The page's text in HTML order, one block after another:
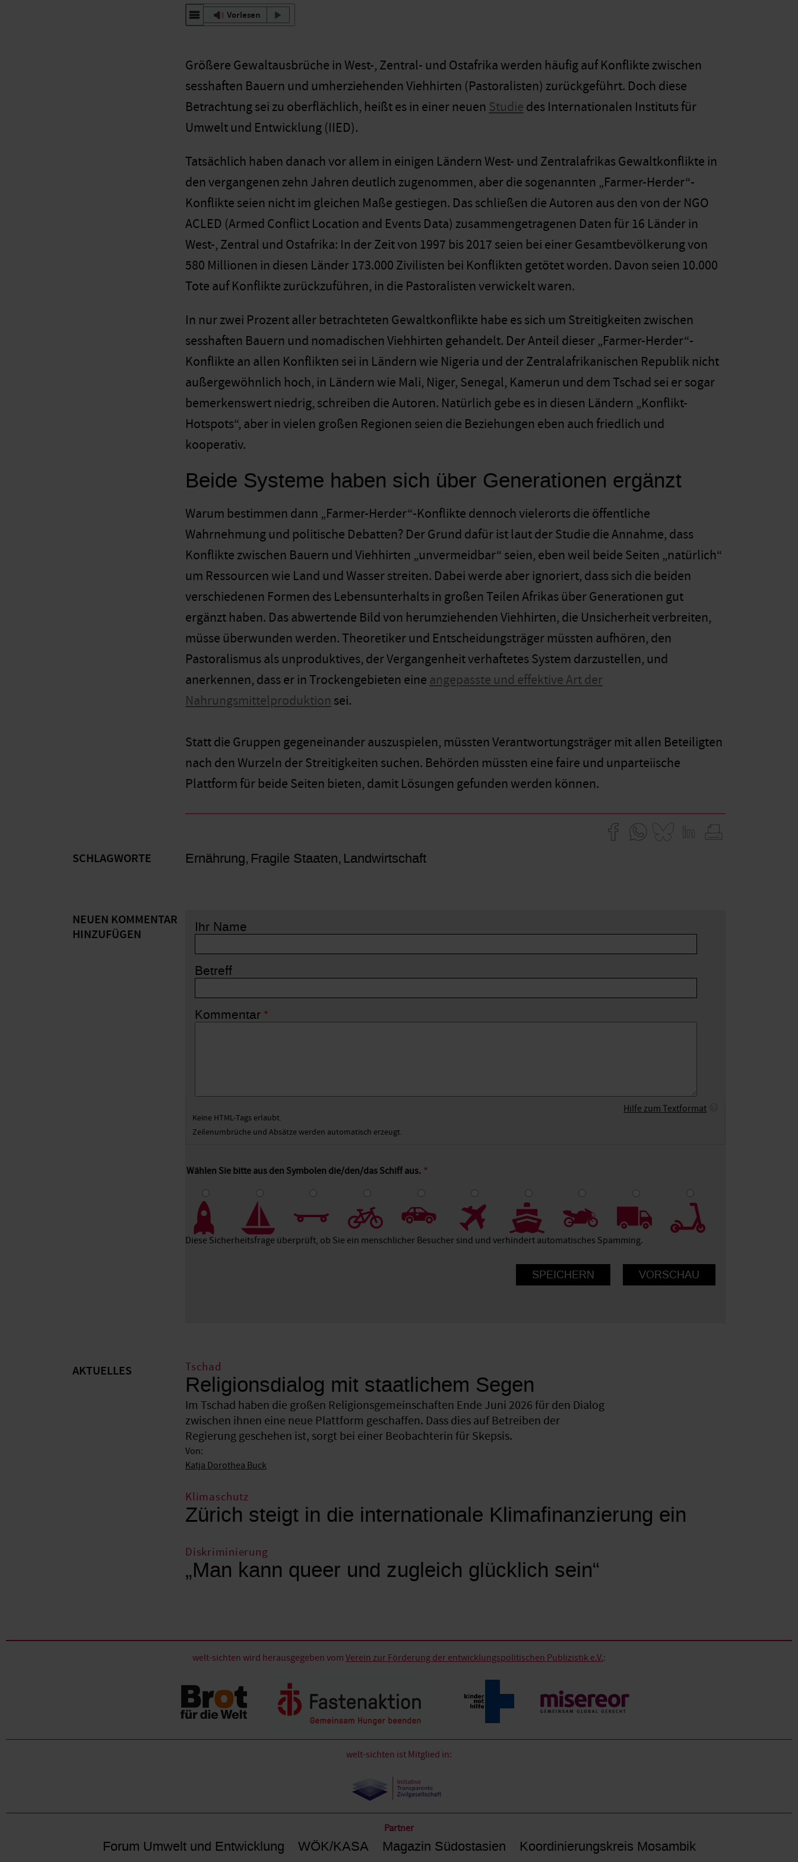
Vorlesen
Größere Gewaltausbrüche in West-, Zentral- und Ostafrika werden häufig auf Konflikte zwischen
sesshaften Bauern und umherziehenden Viehhirten (Pastoralisten) zurückgeführt. Doch diese
Betrachtung sei zu oberflächlich, heißt es in einer neuen Studie des Internationalen Instituts für
Umwelt und Entwicklung (IIED).
Tatsächlich haben danach vor allem in einigen Ländern West- und Zentralafrikas Gewaltkonflikte in
den vergangenen zehn Jahren deutlich zugenommen, aber die sogenannten „Farmer-Herder“-
Konflikte seien nicht im gleichen Maße gestiegen. Das schließen die Autoren aus den von der NGO
ACLED (Armed Conflict Location and Events Data) zusammengetragenen Daten für 16 Länder in
West-, Zentral und Ostafrika: In der Zeit von 1997 bis 2017 seien bei einer Gesamtbevölkerung von
580 Millionen in diesen Länder 173.000 Zivilisten bei Konflikten getötet worden. Davon seien 10.000
Tote auf Konflikte zurückzuführen, in die Pastoralisten verwickelt waren.
In nur zwei Prozent aller betrachteten Gewaltkonflikte habe es sich um Streitigkeiten zwischen
sesshaften Bauern und nomadischen Viehhirten gehandelt. Der Anteil dieser „Farmer-Herder“-
Konflikte an allen Konflikten sei in Ländern wie Nigeria und der Zentralafrikanischen Republik nicht
außergewöhnlich hoch, in Ländern wie Mali, Niger, Senegal, Kamerun und dem Tschad sei er sogar
bemerkenswert niedrig, schreiben die Autoren. Natürlich gebe es in diesen Ländern „Konflikt-
Hotspots“, aber in vielen großen Regionen seien die Beziehungen eben auch friedlich und
kooperativ.
Beide Systeme haben sich über Generationen ergänzt
Warum bestimmen dann „Farmer-Herder“-Konflikte dennoch vielerorts die öffentliche
Wahrnehmung und politische Debatten? Der Grund dafür ist laut der Studie die Annahme, dass
Konflikte zwischen Bauern und Viehhirten „unvermeidbar“ seien, eben weil beide Seiten „natürlich“
um Ressourcen wie Land und Wasser streiten. Dabei werde aber ignoriert, dass sich die beiden
verschiedenen Formen des Lebensunterhalts in großen Teilen Afrikas über Generationen gut
ergänzt haben. Das abwertende Bild von herumziehenden Viehhirten, die Unsicherheit verbreiten,
müsse überwunden werden. Theoretiker und Entscheidungsträger müssten aufhören, den
Pastoralismus als unproduktives, der Vergangenheit verhaftetes System darzustellen, und
anerkennen, dass er in Trockengebieten eine angepasste und effektive Art der
Nahrungsmittelproduktion sei.
Statt die Gruppen gegeneinander auszuspielen, müssten Verantwortungsträger mit allen Beteiligten
nach den Wurzeln der Streitigkeiten suchen. Behörden müssten eine faire und unparteiische
Plattform für beide Seiten bieten, damit Lösungen gefunden werden können.
SCHLAGWORTE Ernährung Fragile Staaten Landwirtschaft
NEUEN KOMMENTAR
HINZUFÜGEN
Ihr Name
Betreff
Kommentar
Hilfe zum Textformat
Keine HTML-Tags erlaubt.
Zeilenumbrüche und Absätze werden automatisch erzeugt.
Wählen Sie bitte aus den Symbolen die/den/das Schiff aus.
6 9 10
Diese Sicherheitsfrage überprüft, ob Sie ein menschlicher Besucher sind und verhindert automatisches Spamming.
AKTUELLES Tschad
Religionsdialog mit staatlichem Segen
Im Tschad haben die großen Religionsgemeinschaften Ende Juni 2026 für den Dialog
zwischen ihnen eine neue Plattform geschaffen. Dass dies auf Betreiben der
Regierung geschehen ist, sorgt bei einer Beobachterin für Skepsis.
Von:
Katja Dorothea Buck
Klimaschutz
Zürich steigt in die internationale Klimafinanzierung ein
Diskriminierung
„Man kann queer und zugleich glücklich sein“
welt-sichten wird herausgegeben vom Verein zur Förderung der entwicklungspolitischen Publizistik e.V.:
welt-sichten ist Mitglied in:
Partner
Forum Umwelt und Entwicklung WÖK/KASA Magazin Südostasien Koordinierungskreis Mosambik